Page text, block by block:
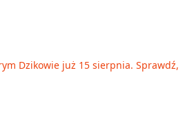
Dzikowie już 15 sierpnia. Sprawdź,